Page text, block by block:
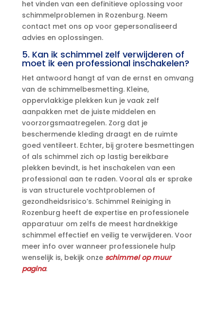
het vinden van een definitieve oplossing voor
schimmelproblemen in Rozenburg.​ Neem
contact met ons op voor gepersonaliseerd
advies en oplossingen.​
5.​ Kan ik schimmel zelf verwijderen of
moet ik een professional inschakelen?
Het antwoord hangt af van de ernst en omvang
van de schimmelbesmetting.​ Kleine,
oppervlakkige plekken kun je vaak zelf
aanpakken met de juiste middelen en
voorzorgsmaatregelen.​ Zorg dat je
beschermende kleding draagt en de ruimte
goed ventileert.​ Echter, bij grotere besmettingen
of als schimmel zich op lastig bereikbare
plekken bevindt, is het inschakelen van een
professional aan te raden.​ Vooral als er sprake
is van structurele vochtproblemen of
gezondheidsrisico’s.​ Schimmel Reiniging in
Rozenburg heeft de expertise en professionele
apparatuur om zelfs de meest hardnekkige
schimmel effectief en veilig te verwijderen.​ Voor
meer info over wanneer professionele hulp
wenselijk is, bekijk onze schimmel op muur
pagina.​